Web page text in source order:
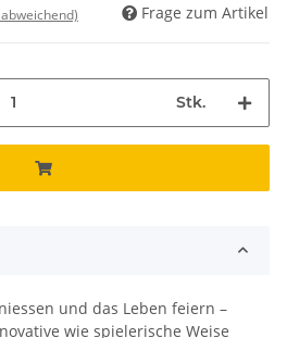
Frage zum Artikel
Stk.
und das Leben feiern –
wie spielerische Weise